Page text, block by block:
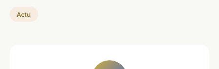
Actu